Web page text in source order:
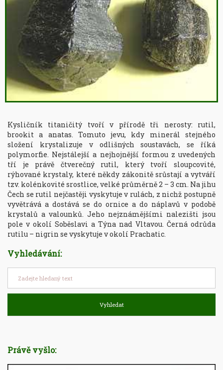
Kysličník titaničitý tvoří v přírodě tři nerosty: rutil,
brookit a anatas. Tomuto jevu, kdy minerál stejného
složení krystalizuje v odlišných soustavách, se říká
polymorfie. Nejstálejší a nejhojnější formou z uvedených
tří je právě čtverečný rutil, který tvoří sloupcovité,
rýhované krystaly, které někdy zákonitě srůstají a vytváří
tzv. kolénkovité srostlice, velké průměrně 2 – 3 cm. Na jihu
Čech se rutil nejčastěji vyskytuje v rulách, z nichž postupně
vyvětrává a dostává se do ornice a do náplavů v podobě
krystalů a valounků. Jeho nejznámějšími nalezišti jsou
pole v okolí Soběslavi a Týna nad Vltavou. Černá odrůda
rutilu – nigrin se vyskytuje v okolí Prachatic.
Vyhledávání:
Vyhledat
Právě vyšlo: